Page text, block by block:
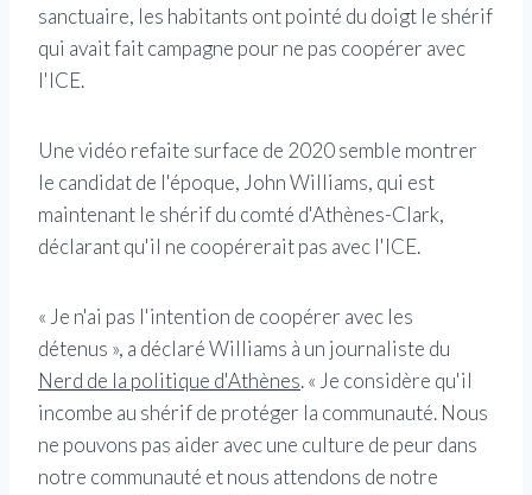
sanctuaire, les habitants ont pointé du doigt le shérif
qui avait fait campagne pour ne pas coopérer avec
l'ICE.
Une vidéo refaite surface de 2020 semble montrer
le candidat de l'époque, John Williams, qui est
maintenant le shérif du comté d'Athènes-Clark,
déclarant qu'il ne coopérerait pas avec l'ICE.
« Je n'ai pas l'intention de coopérer avec les
détenus », a déclaré Williams à un journaliste du
Nerd de la politique d'Athènes. « Je considère qu'il
incombe au shérif de protéger la communauté. Nous
ne pouvons pas aider avec une culture de peur dans
notre communauté et nous attendons de notre